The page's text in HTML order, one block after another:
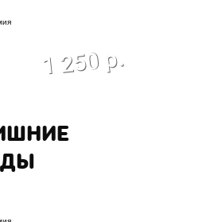
1 250 р.